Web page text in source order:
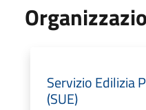
Servizio Edilizia
(SUE)